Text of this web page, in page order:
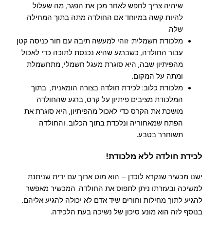
שיהיה צריך לחפש לאחר מכן את הפגר, מה שעלול
להיות קשה במיוחד אם החולדה מתה בתוך המחילה
שלה.
מלכודת חשמלית: זוהי למעשה תיבה עם חור כניסה קטן
עבור החולדה, כשברגע שהיא נכנסת לתוכה כדי לאכול
מהפיתיון שבה, היא סוגרת מעגל חשמלי, מתחשמלת
ומתה על המקום.
מלכודת כלוב: לכידת חולדה בצורה הומאנית, בתוך
המלכודת מציבים פיתיון על קרס, ברגע שהחולדה
מושכת את הקרס כדי לאכול מהפיתיון, היא סוגרת את
הפתח שמאחוריה ונלכדת בתוך הכלוב. והחולדה
תשוחרר בטבע.
לכידת חולדה ללא מלכודת!
ישנו מכשיר שנקרא לוכדן – הוא מוט ארוך עם ידית שניתנת
למשיכה ובעזרתו ניתן לתפוס את החולדה. המכשיר מאפשר
להגיע לתוך מחילות וחורים שיד אדם לא יכולה להגיע אליהם.
בנוסף לזה הוא מונע סיכון של נשיכה בעת הלכידה.